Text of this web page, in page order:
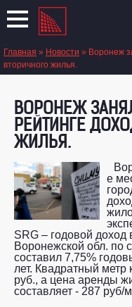
Главная » Новости » Воронеж
вторичного жилья.
ВОРОНЕЖ
РЕЙТИНГЕ
ЖИЛЬЯ.
е
SRG – годовой доход
Воронежской обл. по
составил 7,75%
лет. Квадратный метр
руб., а цена аренды
составляет - 287 руб/